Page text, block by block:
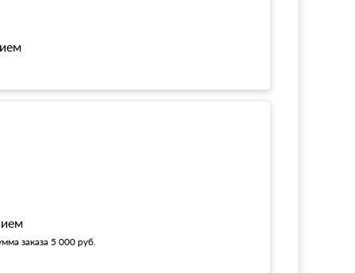
заказа 5 000 руб.